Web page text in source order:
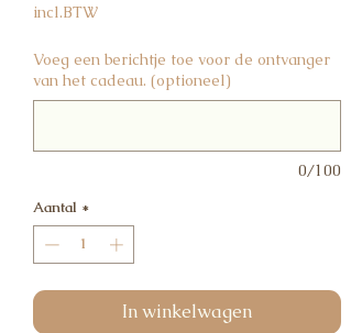
incl.BTW
Voeg een berichtje toe voor de ontvanger
van het cadeau. (optioneel)
0/100
Aantal *
In winkelwagen